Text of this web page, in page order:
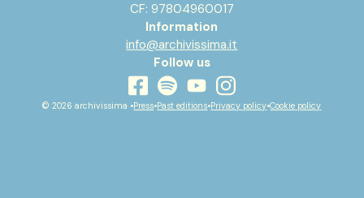
CF: 97804960017
Information
info@archivissima.it
Follow us
facebook
spotifyyoutubeinstagram
© 2026 archivissima •Press•Past editions•Privacy policy•Cookie policy